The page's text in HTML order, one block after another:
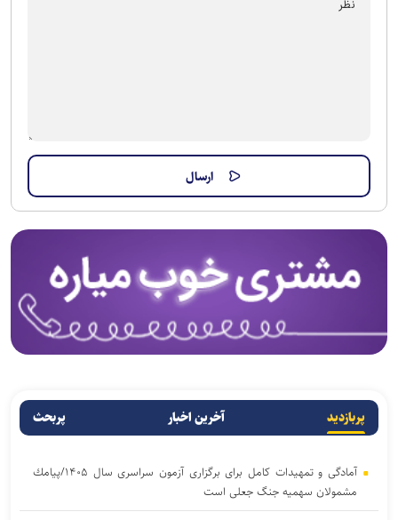
پربازدید آخرین اخبار پربحث
آمادگی و تمهیدات كامل برای برگزاری آزمون سراسری سال ۱۴۰۵/پیامك
مشمولان سهمیه جنگ جعلی است